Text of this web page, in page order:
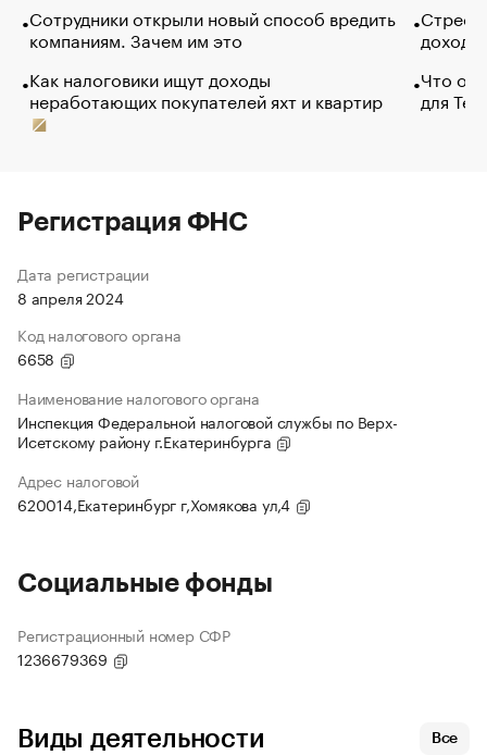
Сотрудники открыли новый способ вредить
компаниям. Зачем им это
Как налоговики ищут доходы
неработающих покупателей яхт и квартир
Что
для
Регистрация ФНС
Дата регистрации
8 апреля 2024
Код налогового органа
6658
Наименование налогового органа
Инспекция Федеральной налоговой службы по Верх-
Исетскому району г.Екатеринбурга
Адрес налоговой
620014,Екатеринбург г,Хомякова ул,4
Социальные фонды
Регистрационный номер СФР
1236679369
Виды деятельности Все